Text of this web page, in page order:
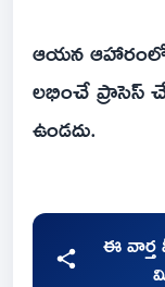
ఆయన
లభించే ప్రాసెస్
ఉండదు.
ఈ వార్త